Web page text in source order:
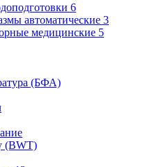
6
автоматические 3
медицинские 5
(БФА)
(BWT)